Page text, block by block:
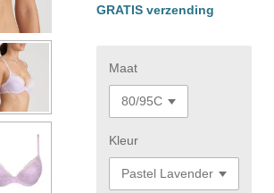
GRATIS verzending
Maat
Kleur